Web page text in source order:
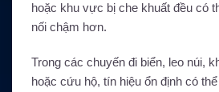
hoặc khu vực bị che khuất đều có
nối chậm hơn.
Trong các chuyến đi biển, leo núi,
hoặc cứu hộ, tín hiệu ổn định có